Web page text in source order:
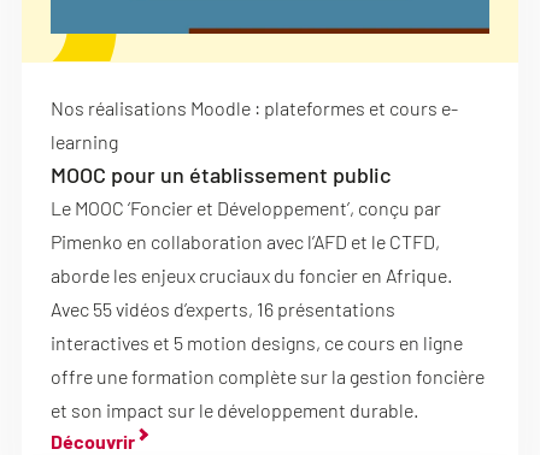
Nos réalisations Moodle : plateformes et cours e-
learning
MOOC pour un établissement public
Le MOOC ‘Foncier et Développement’, conçu par
Pimenko en collaboration avec l’AFD et le CTFD,
aborde les enjeux cruciaux du foncier en Afrique.
Avec 55 vidéos d’experts, 16 présentations
interactives et 5 motion designs, ce cours en ligne
offre une formation complète sur la gestion foncière
et son impact sur le développement durable.
Découvrir